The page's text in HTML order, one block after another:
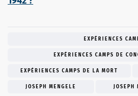
EXPÉRIENCES
EXPÉRIENCES CAMPS DE
EXPÉRIENCES CAMPS DE LA MORT
JOSEPH MENGELE JOSEPH